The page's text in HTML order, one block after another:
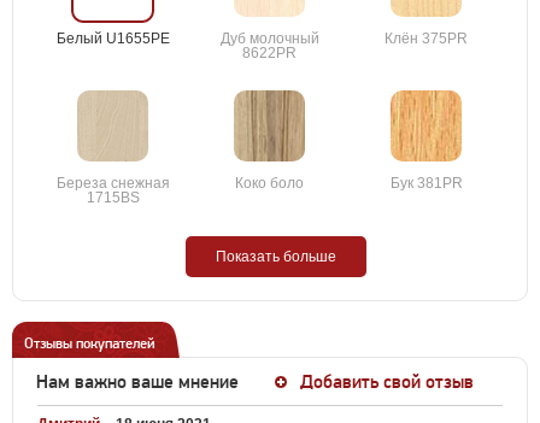
Белый U1655PE
Дуб молочный
8622PR
Клён 375PR
Береза снежная
1715BS
Коко боло Бук 381PR
Показать больше
Отзывы покупателей
Нам важно ваше мнение Добавить свой отзыв